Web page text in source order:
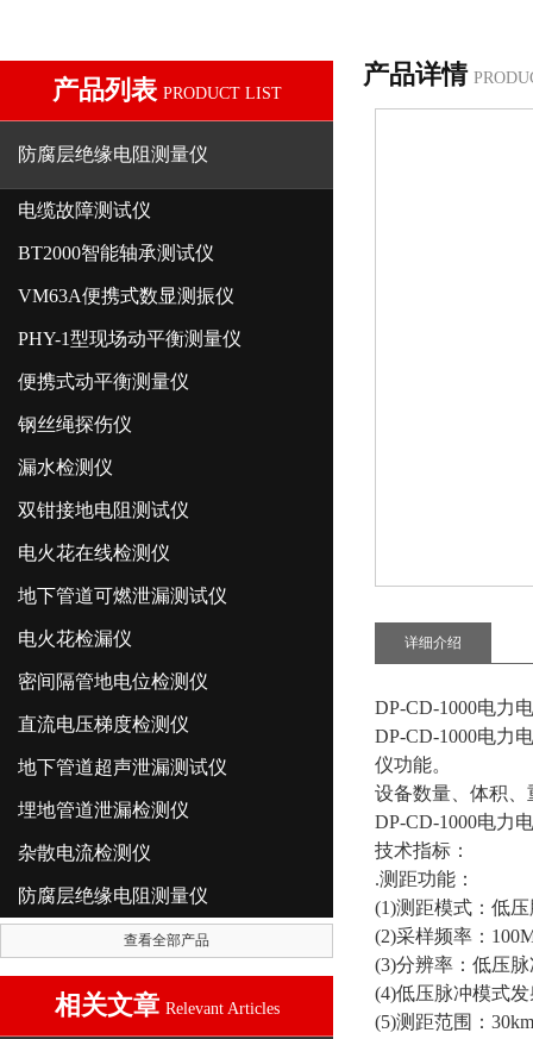
产品列表 PRODUCT LIST
防腐层绝缘电阻测量仪
电缆故障测试仪
BT2000智能轴承测试仪
VM63A便携式数显测振仪
PHY-1型现场动平衡测量仪
便携式动平衡测量仪
钢丝绳探伤仪
漏水检测仪
双钳接地电阻测试仪
电火花在线检测仪
地下管道可燃泄漏测试仪
电火花检漏仪
密间隔管地电位检测仪
直流电压梯度检测仪
地下管道超声泄漏测试仪
埋地管道泄漏检测仪
杂散电流检测仪
防腐层绝缘电阻测量仪
查看全部产品
相关文章 Relevant Articles
产品详情
详细介绍
DP-CD-1000电力
DP-CD-1000电力
仪功能。
设备数量、体积
DP-CD-1000电力
技术指标：
.测距功能：
(1)测距模式：低
(2)采样频率：
(3)分辨率：低压
(4)低压脉冲模式
(5)测距范围：